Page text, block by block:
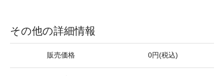
その他の詳細情報
販売価格 0円(税込)